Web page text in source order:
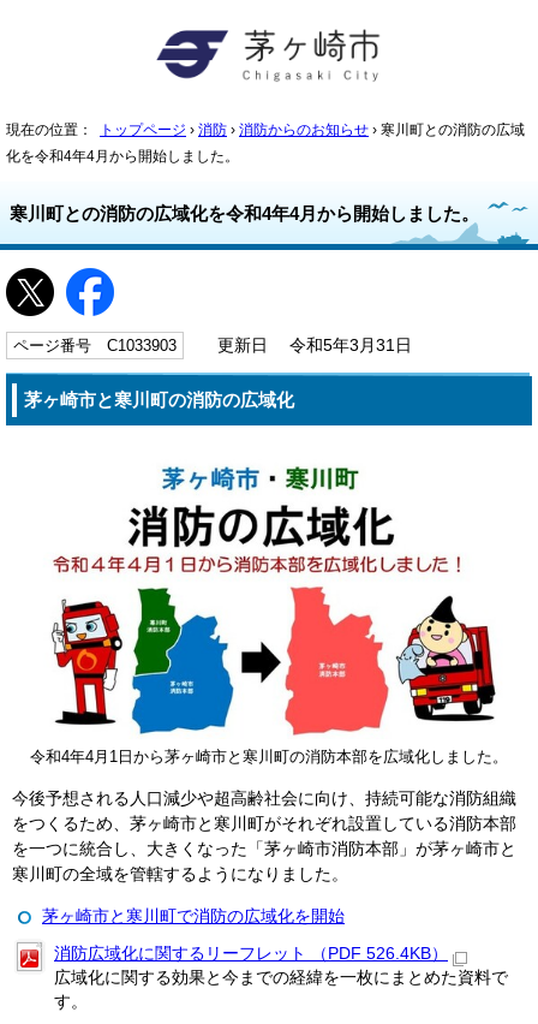
現在の位置： トップページ › 消防 › 消防からのお知らせ › 寒川町との消防の広域
化を令和4年4月から開始しました。
寒川町との消防の広域化を令和4年4月から開始しました。
ページ番号 C1033903 更新日 令和5年3月31日
茅ヶ崎市と寒川町の消防の広域化
令和4年4月1日から茅ヶ崎市と寒川町の消防本部を広域化しました。
今後予想される人口減少や超高齢社会に向け、持続可能な消防組織
をつくるため、茅ヶ崎市と寒川町がそれぞれ設置している消防本部
を一つに統合し、大きくなった「茅ヶ崎市消防本部」が茅ヶ崎市と
寒川町の全域を管轄するようになりました。
茅ヶ崎市と寒川町で消防の広域化を開始
消防広域化に関するリーフレット （PDF 526.4KB）
広域化に関する効果と今までの経緯を一枚にまとめた資料で
す。